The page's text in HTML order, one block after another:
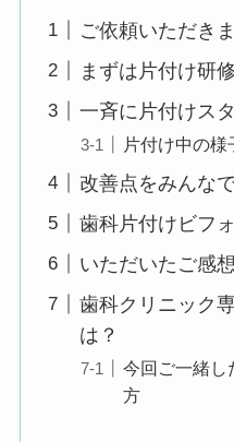
ご依頼いただき
まずは片付け研
一斉に片付けス
片付け中の様
改善点をみんな
歯科片付けビフ
いただいたご感想
歯科クリニック
は？
今回ご一緒し
方